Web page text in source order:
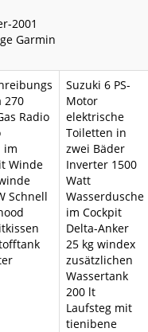
2001
Garmin
270
Radio
im
Winde
Schnell
Suzuki 6 PS-
Motor
elektrische
Toiletten in
zwei Bäder
Inverter 1500
Watt
Wasserdusche
im Cockpit
Delta-Anker
25 kg windex
zusätzlichen
Wassertank
200 lt
Laufsteg mit
tienibene